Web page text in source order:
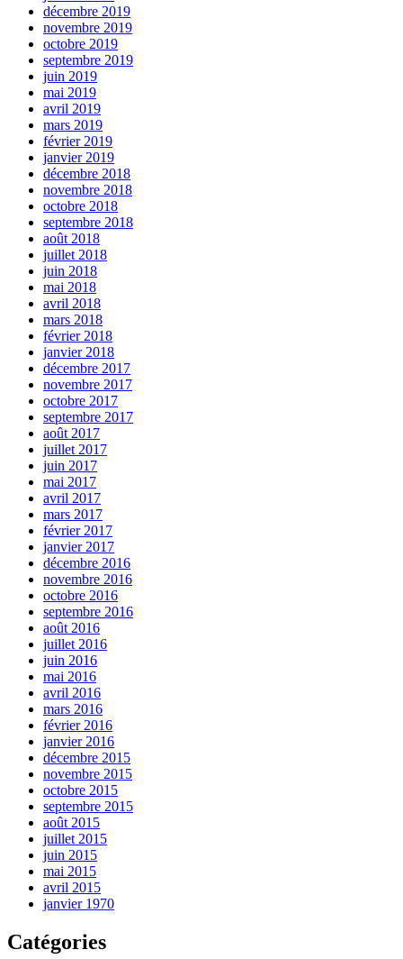
décembre 2019
novembre 2019
octobre 2019
septembre 2019
juin 2019
mai 2019
avril 2019
mars 2019
février 2019
janvier 2019
décembre 2018
novembre 2018
octobre 2018
septembre 2018
août 2018
juillet 2018
juin 2018
mai 2018
avril 2018
mars 2018
février 2018
janvier 2018
décembre 2017
novembre 2017
octobre 2017
septembre 2017
août 2017
juillet 2017
juin 2017
mai 2017
avril 2017
mars 2017
février 2017
janvier 2017
décembre 2016
novembre 2016
octobre 2016
septembre 2016
août 2016
juillet 2016
juin 2016
mai 2016
avril 2016
mars 2016
février 2016
janvier 2016
décembre 2015
novembre 2015
octobre 2015
septembre 2015
août 2015
juillet 2015
juin 2015
mai 2015
avril 2015
janvier 1970
Catégories